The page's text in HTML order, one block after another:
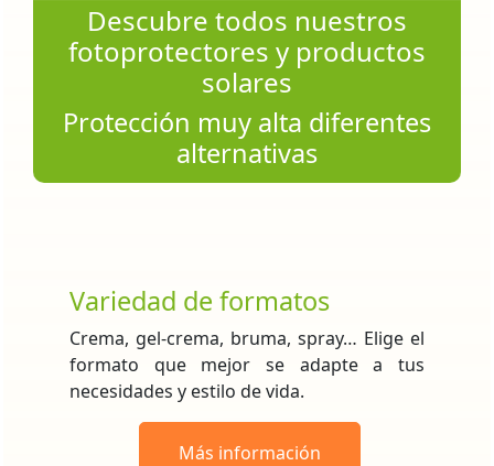
Descubre todos nuestros
fotoprotectores y productos
solares
Protección muy alta diferentes
alternativas
Variedad de formatos
Crema, gel-crema, bruma, spray… Elige el
formato que mejor se adapte a tus
necesidades y estilo de vida.
Más información